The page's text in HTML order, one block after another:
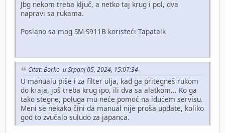
Jbg nekom treba ključ, a netko taj krug i pol, dva
napravi sa rukama.
Poslano sa mog SM-S911B koristeći Tapatalk
Citat: Borko u Srpanj 05, 2024, 15:07:34
U manualu piše i za filter ulja, kad ga pritegneš rukom
do kraja, još treba krug ipo, ili dva sa alatkom... Ko ga
tako stegne, poluga mu neće pomoć na idućem servisu.
Meni se nekako čini da manual nije proša update, koliko
god to zvučalo suludo za japanca.